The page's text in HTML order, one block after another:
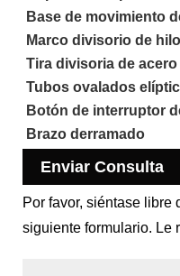
Base de movimiento
Marco divisorio de
Tira divisoria de
Tubos ovalados
Botón de interruptor
Brazo derramado
Enviar Consulta
Por favor, siéntase libre
siguiente formulario. Le